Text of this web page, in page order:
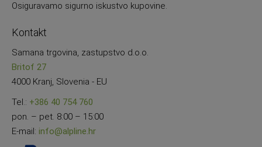
Osiguravamo sigurno iskustvo kupovine.
Kontakt
Samana trgovina, zastupstvo d.o.o.
Britof 27
4000 Kranj, Slovenia - EU
Tel.: +386 40 754 760
pon. – pet. 8:00 – 15:00
E-mail: info@alpline.hr